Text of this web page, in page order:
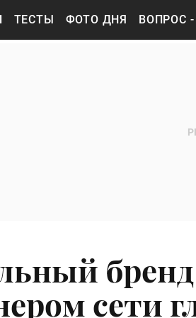
ТЕСТЫ ФОТО ДНЯ ВОПРОС -
бренд
сети